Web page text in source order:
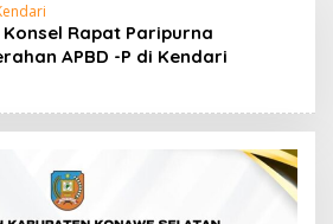
Konsel Rapat Paripurna
APBD -P di Kendari